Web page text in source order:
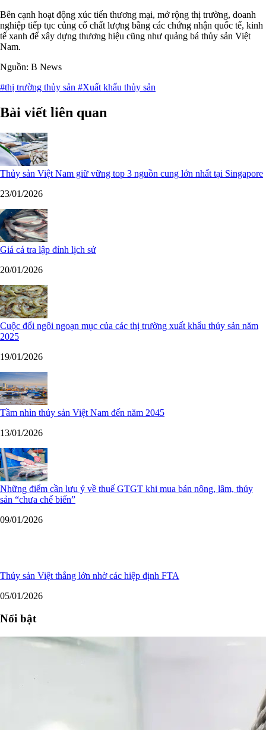
Bên cạnh hoạt động xúc tiến thương mại, mở rộng thị trường, doanh
nghiệp tiếp tục củng cố chất lượng bằng các chứng nhận quốc tế, kinh
tế xanh để xây dựng thương hiệu cũng như quảng bá thủy sản Việt
Nam.
Nguồn: B News
#thị trường thủy sản #Xuất khẩu thủy sản
Bài viết liên quan
Thủy sản Việt Nam giữ vững top 3 nguồn cung lớn nhất tại Singapore
23/01/2026
Giá cá tra lập đỉnh lịch sử
20/01/2026
Cuộc đổi ngôi ngoạn mục của các thị trường xuất khẩu thủy sản năm
2025
19/01/2026
Tầm nhìn thủy sản Việt Nam đến năm 2045
13/01/2026
Những điểm cần lưu ý về thuế GTGT khi mua bán nông, lâm, thủy
sản “chưa chế biến”
09/01/2026
Thủy sản Việt thắng lớn nhờ các hiệp định FTA
05/01/2026
Nổi bật